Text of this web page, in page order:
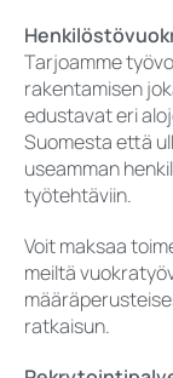
Tarjoamme
rakentamisen
edustavat eri
Suomesta että
useamman
työtehtäviin.
Voit maksaa
meiltä
ratkaisun.